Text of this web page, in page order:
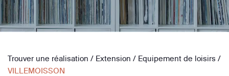
Trouver une réalisation / Extension / Equipement de loisirs /
VILLEMOISSON